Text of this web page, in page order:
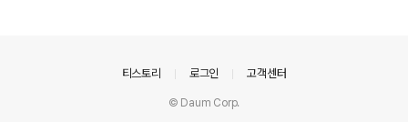
티스토리 로그인 고객센터
© Daum Corp.